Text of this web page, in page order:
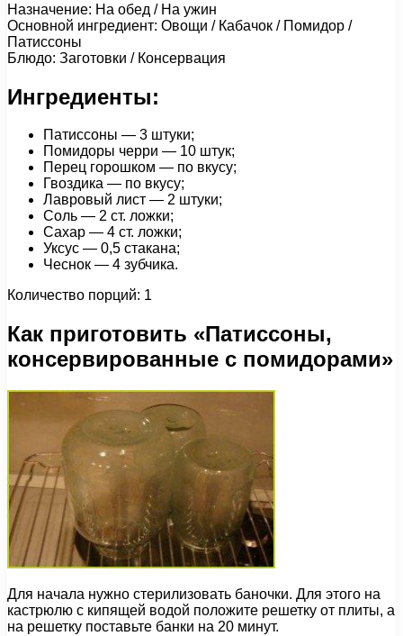
Назначение: На обед / На ужин
Основной ингредиент: Овощи / Кабачок / Помидор /
Патиссоны
Блюдо: Заготовки / Консервация
Ингредиенты:
Патиссоны — 3 штуки;
Помидоры черри — 10 штук;
Перец горошком — по вкусу;
Гвоздика — по вкусу;
Лавровый лист — 2 штуки;
Соль — 2 ст. ложки;
Сахар — 4 ст. ложки;
Уксус — 0,5 стакана;
Чеснок — 4 зубчика.
Количество порций: 1
Как приготовить «Патиссоны,
консервированные с помидорами»
Для начала нужно стерилизовать баночки. Для этого на
кастрюлю с кипящей водой положите решетку от плиты, а
на решетку поставьте банки на 20 минут.